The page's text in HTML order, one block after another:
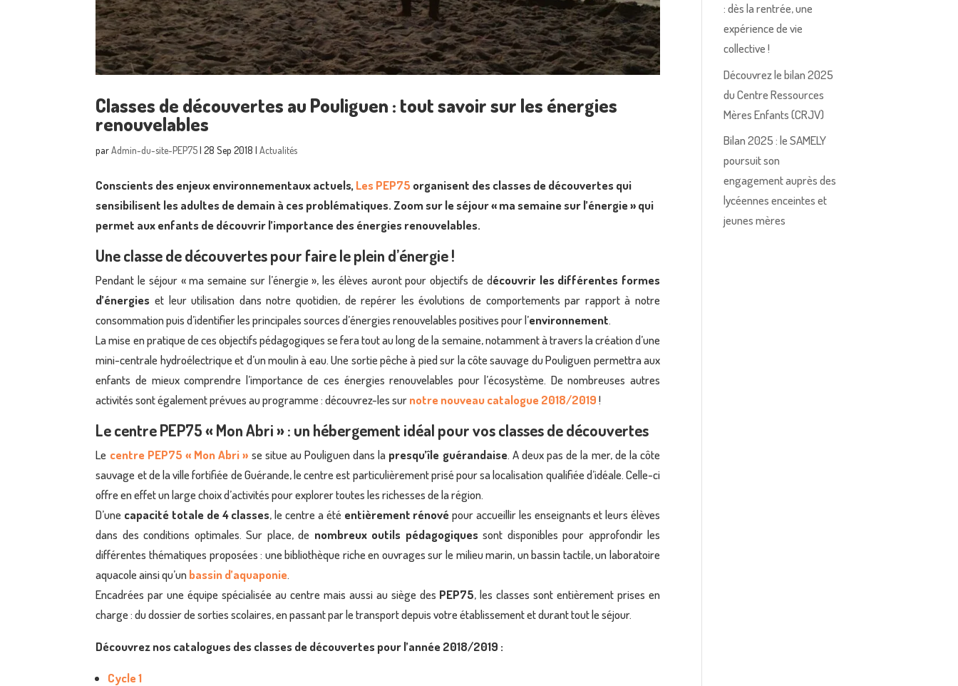
Classes de découvertes au Pouliguen : tout savoir sur les énergies
renouvelables
parAdmin-du-site-PEP75|28 Sep 2018 |Actualités
Conscients des enjeux environnementaux actuels, Les PEP75 organisent des classes de découvertes qui
sensibilisent les adultes de demain à ces problématiques. Zoom sur le séjour « ma semaine sur l’énergie » qui
permet aux enfants de découvrir l’importance des énergies renouvelables.
Une classe de découvertes pour faire le plein d’énergie !
Pendant le séjour « ma semaine sur l’énergie », les élèves auront pour objectifs de découvrir les différentes formes
d’énergies et leur utilisation dans notre quotidien, de repérer les évolutions de comportements par rapport à notre
consommation puis d’identifier les principales sources d’énergies renouvelables positives pour l’environnement.
La mise en pratique de ces objectifs pédagogiques se fera tout au long de la semaine, notamment à travers la création d’une
mini-centrale hydroélectrique et d’un moulin à eau. Une sortie pêche à pied sur la côte sauvage du Pouliguen permettra aux
enfants de mieux comprendre l’importance de ces énergies renouvelables pour l’écosystème. De nombreuses autres
activités sont également prévues au programme : découvrez-les surnotre nouveau catalogue 2018/2019 !
Le centre PEP75 « Mon Abri » : un hébergement idéal pour vos classes de découvertes
Le centre PEP75 « Mon Abri » se situe au Pouliguen dans la presqu’île guérandaise. A deux pas de la mer, de la côte
sauvage et de la ville fortifiée de Guérande, le centre est particulièrement prisé pour sa localisation qualifiée d’idéale. Celle-ci
offre en effet un large choix d’activités pour explorer toutes les richesses de la région.
D’une capacité totale de 4 classes, le centre a été entièrement rénovépour accueillir les enseignants et leurs élèves
dans des conditions optimales. Sur place, de nombreux outils pédagogiquessont disponibles pour approfondir les
différentes thématiques proposées : une bibliothèque riche en ouvrages sur le milieu marin, un bassin tactile, un laboratoire
aquacole ainsi qu’un bassin d’aquaponie.
Encadrées par une équipe spécialisée au centre mais aussi au siège des PEP75, les classes sont entièrement prises en
charge : du dossier de sorties scolaires, en passant par le transport depuis votre établissement et durant tout le séjour.
Découvrez nos catalogues des classes de découvertes pour l’année 2018/2019 :
Cycle 1
: dès la rentrée, une
expérience de vie
collective !
Découvrez le bilan 2025
du Centre Ressources
Mères Enfants (CRJV)
Bilan 2025 : le SAMELY
poursuit son
engagement auprès des
lycéennes enceintes et
jeunes mères